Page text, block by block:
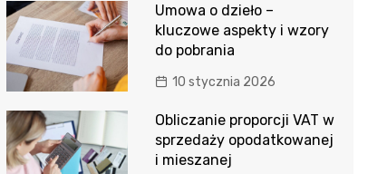
Umowa o dzieło –
kluczowe aspekty i wzory
do pobrania
10 stycznia 2026
Obliczanie proporcji VAT w
sprzedaży opodatkowanej
i mieszanej